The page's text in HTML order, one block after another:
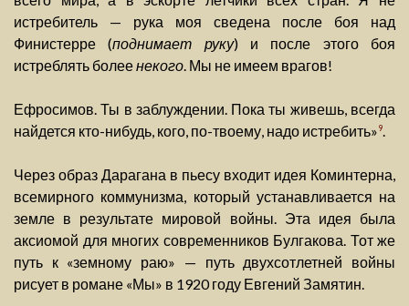
истребитель — рука моя сведена после боя над
Финистерре (поднимает руку) и после этого боя
истреблять болеенекого. Мы не имеем врагов!
Ефросимов. Ты в заблуждении. Пока ты живешь, всегда
найдется кто-нибудь, кого, по-твоему, надо истребить»9.
Через образ Дарагана в пьесу входит идея Коминтерна,
всемирного коммунизма, который устанавливается на
земле в результате мировой войны. Эта идея была
аксиомой для многих современников Булгакова. Тот же
путь к «земному раю» — путь двухсотлетней войны
рисует в романе «Мы» в 1920 году Евгений Замятин.